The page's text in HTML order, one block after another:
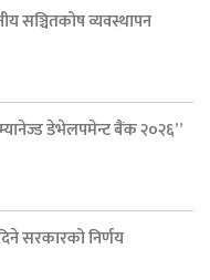
सञ्चितकोष व्यवस्थापन
डेभेलपमेन्ट बैंक २०२६”
सरकारको निर्णय